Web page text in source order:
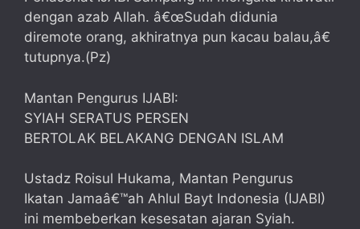
dengan azab Allah. â€œSudah didunia
diremote orang, akhiratnya pun kacau balau,â€
tutupnya.(Pz)
Mantan Pengurus IJABI:
SYIAH SERATUS PERSEN
BERTOLAK BELAKANG DENGAN ISLAM
Ustadz Roisul Hukama, Mantan Pengurus
Ikatan Jamaâ€™ah Ahlul Bayt Indonesia (IJABI)
ini membeberkan kesesatan ajaran Syiah.